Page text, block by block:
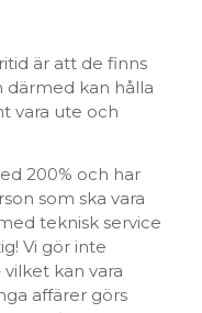
är att de finns
därmed kan hålla
vara ute och
200% och har
som ska vara
teknisk service
Vi gör inte
kan vara
affärer görs